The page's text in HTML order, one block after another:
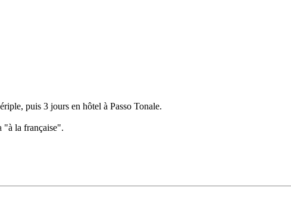
puis 3 jours en hôtel à Passo Tonale.
"à la française".